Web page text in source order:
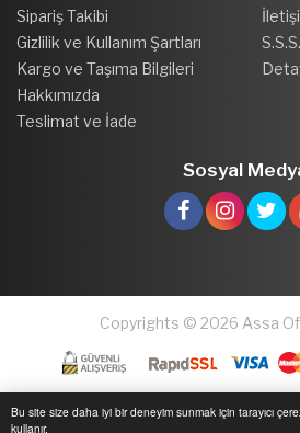
Bu site size daha iyi bir deneyim sunmak için tarayıcı
kullanır.
Sipariş Takibi
Gizlilik ve Kullanım Şartları
Kargo ve Taşıma Bilgileri
Hakkımızda
Teslimat ve İade
S.S.S.
Sosyal
Copyrights © 2026 Assa